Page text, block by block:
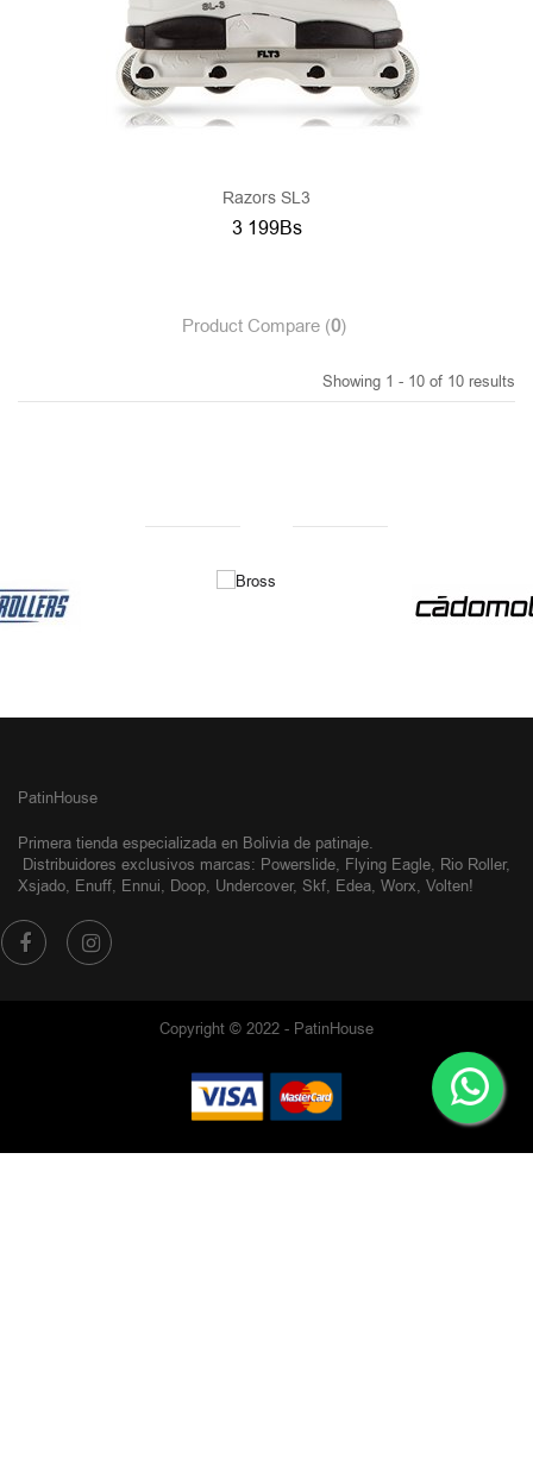
Razors SL3
3 199Bs
Product Compare (0)
Showing 1 - 10 of 10 results
PatinHouse
Primera tienda especializada en Bolivia de patinaje.
Distribuidores exclusivos marcas: Powerslide, Flying Eagle, Rio Roller,
Xsjado, Enuff, Ennui, Doop, Undercover, Skf, Edea, Worx, Volten!
Copyright © 2022 - PatinHouse